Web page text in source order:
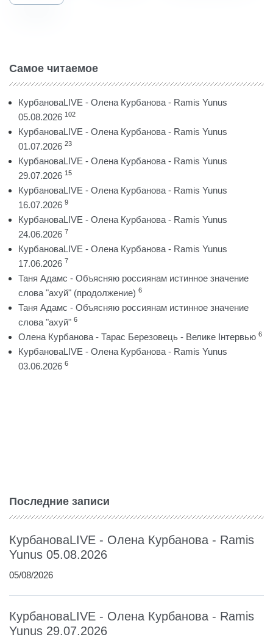
Самое читаемое
КурбановаLIVE - Олена Курбанова - Ramis Yunus
05.08.2026 102
КурбановаLIVE - Олена Курбанова - Ramis Yunus
01.07.2026 23
КурбановаLIVE - Олена Курбанова - Ramis Yunus
29.07.2026 15
КурбановаLIVE - Олена Курбанова - Ramis Yunus
16.07.2026 9
КурбановаLIVE - Олена Курбанова - Ramis Yunus
24.06.2026 7
КурбановаLIVE - Олена Курбанова - Ramis Yunus
17.06.2026 7
Таня Адамс - Объясняю россиянам истинное значение
слова "ахуй" (продолжение) 6
Таня Адамс - Объясняю россиянам истинное значение
слова "ахуй" 6
Олена Курбанова - Тарас Березовець - Велике Інтервью 6
КурбановаLIVE - Олена Курбанова - Ramis Yunus
03.06.2026 6
Последние записи
КурбановаLIVE - Олена Курбанова - Ramis
Yunus 05.08.2026
05/08/2026
КурбановаLIVE - Олена Курбанова - Ramis
Yunus 29.07.2026